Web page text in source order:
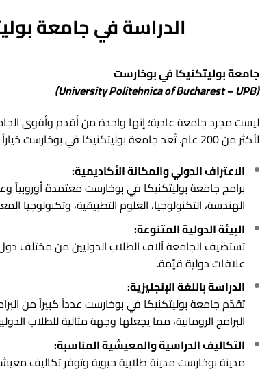
الدراسة في جامعة
جامعة بوليتكنيكا في بوخارست
(University Politehnica of Bucharest – UPB)
لأكثر من 200 عام. تُعد جامعة بوليتكنيكا في بوخارست خياراً استراتيجياً للطلاب الدوليين لعدة أسباب جوهرية:
الاعتراف الدولي والمكانة الأكاديمية:
برامج جامعة بوليتكنيكا في بوخارست معتمدة أوروبياً
الهندسة، التكنولوجيا، العلوم التطبيقية،
البيئة الدولية المتنوعة:
تستضيف الجامعة آلاف الطلاب الدوليين من مختلف دول
علاقات دولية قيّمة.
الدراسة باللغة الإنجليزية:
تقدّم جامعة بوليتكنيكا في بوخارست عدداً كبيراً من
البرامج الرومانية، مما يجعلها وجهة مثالية للطلاب
التكاليف الدراسية والمعيشية المناسبة:
مدينة بوخارست مدينة طلابية حيوية وتوفر تكاليف